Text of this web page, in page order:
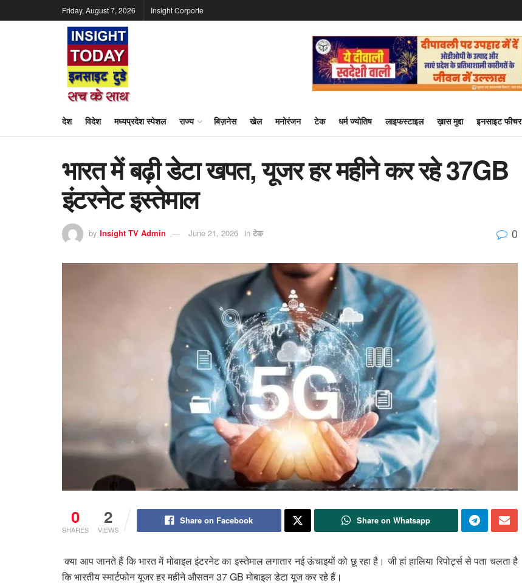
Friday, August 7, 2026 Insight Corporte
देश विदेश मध्यप्रदेश स्पेशल राज्य बिज़नेस खेल मनोरंजन टेक धर्म ज्योतिष लाइफस्टाइल ख़ास मुद्दा इनसाइट फीचर
भारत में बढ़ी डेटा खपत, यूजर हर महीने कर रहे 37GB
इंटरनेट इस्तेमाल
by Insight TV Admin June 21, 2026 in टेक 0
0
SHARES
2
VIEWS
Share on Facebook Share on Whatsapp
क्या आप जानते हैं कि भारत में मोबाइल इंटरनेट का इस्तेमाल लगातार नई ऊंचाइयों को छू रहा है। जी हां हालिया रिपोर्ट्स से पता चलता है
कि भारतीय स्मार्टफोन यूजर हर महीने औसतन 37 GB मोबाइल डेटा यूज कर रहे हैं।